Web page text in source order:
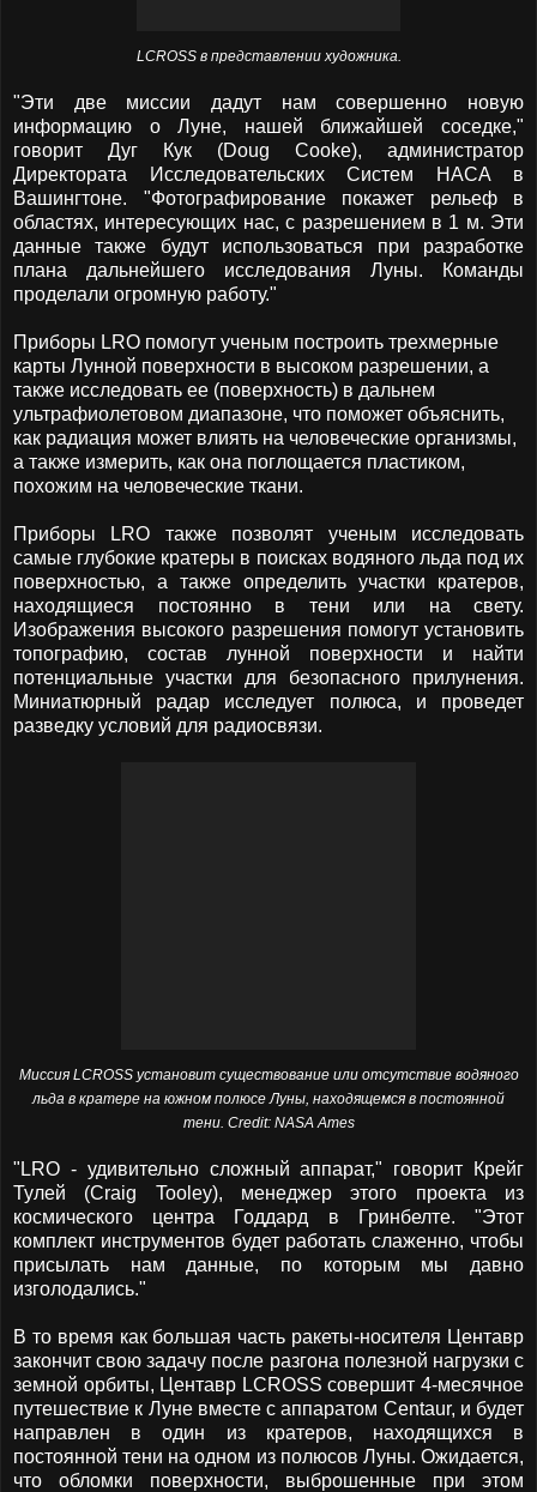
LCROSS в представлении художника.
"Эти две миссии дадут нам совершенно новую
информацию о Луне, нашей ближайшей соседке,"
говорит Дуг Кук (Doug Cooke), администратор
Директората Исследовательских Систем НАСА в
Вашингтоне. "Фотографирование покажет рельеф в
областях, интересующих нас, с разрешением в 1 м. Эти
данные также будут использоваться при разработке
плана дальнейшего исследования Луны. Команды
проделали огромную работу."
Приборы LRO помогут ученым построить трехмерные
карты Лунной поверхности в высоком разрешении, а
также исследовать ее (поверхность) в дальнем
ультрафиолетовом диапазоне, что поможет объяснить,
как радиация может влиять на человеческие организмы,
а также измерить, как она поглощается пластиком,
похожим на человеческие ткани.
Приборы LRO также позволят ученым исследовать
самые глубокие кратеры в поисках водяного льда под их
поверхностью, а также определить участки кратеров,
находящиеся постоянно в тени или на свету.
Изображения высокого разрешения помогут установить
топографию, состав лунной поверхности и найти
потенциальные участки для безопасного прилунения.
Миниатюрный радар исследует полюса, и проведет
разведку условий для радиосвязи.
Миссия LCROSS установит существование или отсутствие водяного
льда в кратере на южном полюсе Луны, находящемся в постоянной
тени. Credit: NASA Ames
"LRO - удивительно сложный аппарат," говорит Крейг
Тулей (Craig Tooley), менеджер этого проекта из
космического центра Годдард в Гринбелте. "Этот
комплект инструментов будет работать слаженно, чтобы
присылать нам данные, по которым мы давно
изголодались."
В то время как большая часть ракеты-носителя Центавр
закончит свою задачу после разгона полезной нагрузки с
земной орбиты, Центавр LCROSS совершит 4-месячное
путешествие к Луне вместе с аппаратом Centaur, и будет
направлен в один из кратеров, находящихся в
постоянной тени на одном из полюсов Луны. Ожидается,
что обломки поверхности, выброшенные при этом